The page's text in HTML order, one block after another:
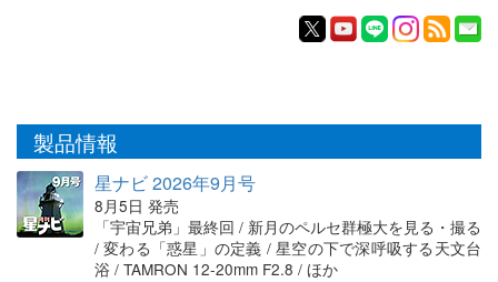
製品情報
星ナビ 2026年9月号
8月5日 発売
「宇宙兄弟」最終回 / 新月のペルセ群極大を見る・撮る
/ 変わる「惑星」の定義 / 星空の下で深呼吸する天文台
浴 / TAMRON 12-20mm F2.8 / ほか